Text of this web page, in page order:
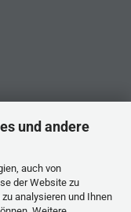
und andere
auch von
der Website zu
analysieren und Ihnen